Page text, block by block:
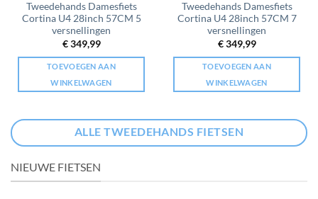
Tweedehands Damesfiets
Cortina U4 28inch 57CM 5
versnellingen
€349,99
TOEVOEGEN AAN
WINKELWAGEN
Tweedehands Damesfiets
Cortina U4 28inch 57CM 7
versnellingen
€349,99
TOEVOEGEN AAN
WINKELWAGEN
ALLE TWEEDEHANDS FIETSEN
NIEUWE FIETSEN